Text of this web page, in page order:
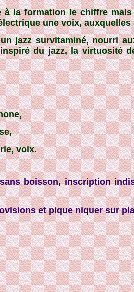
à la formation le chiffre
une voix,
jazz survitaminé, nourri
du jazz, la virtuosité
voix.
boisson, inscription
et pique niquer sur